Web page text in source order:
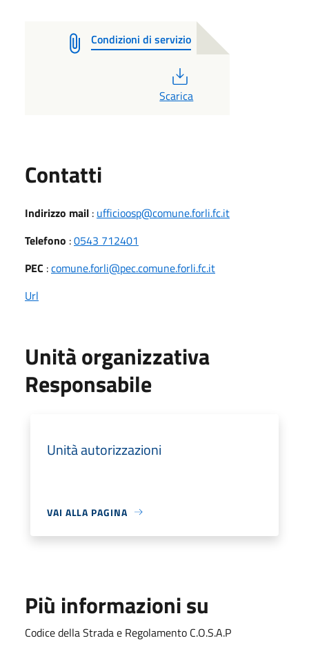
Condizioni di servizio
Scarica
Contatti
Indirizzo mail : ufficioosp@comune.forli.fc.it
Telefono :0543 712401
PEC :comune.forli@pec.comune.forli.fc.it
Url
Unità organizzativa
Responsabile
Unità autorizzazioni
VAI ALLA PAGINA
Più informazioni su
Codice della Strada e Regolamento C.O.S.A.P